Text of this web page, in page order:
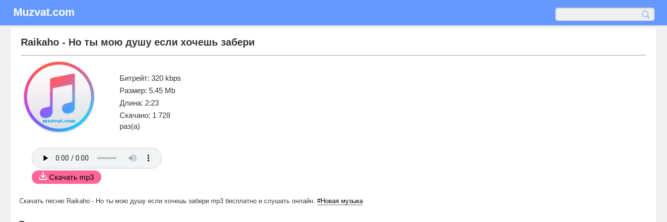
Muzvat.com
Raikaho - Но ты мою душу если хочешь забери
Битрейт: 320 kbps
Размер: 5.45 Mb
Длина: 2:23
Скачано: 1 728
раз(а)
Скачать mp3
Скачать песню Raikaho - Но ты мою душу если хочешь забери mp3 бесплатно и слушать онлайн. #Новая музыка